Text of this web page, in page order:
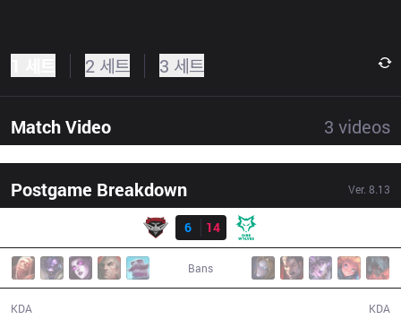
2 세트 3 세트
Match Video 3 videos
Postgame Breakdown Ver. 8.13
6
14
Bans
KDA KDA